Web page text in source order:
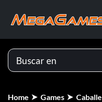
Home Games